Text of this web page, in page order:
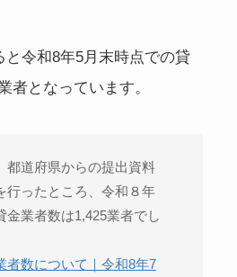
と令和8年5月末時点での貸
者となっています。
都道府県からの提出資料
行ったところ、令和８年
金業者数は1,425業者でし
者数について｜令和8年7